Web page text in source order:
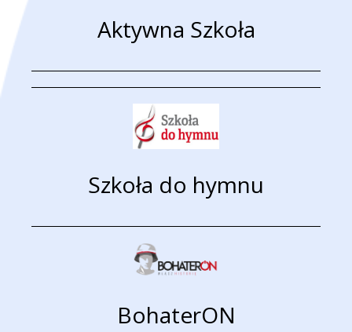
Aktywna Szkoła
Szkoła do hymnu
BohaterON